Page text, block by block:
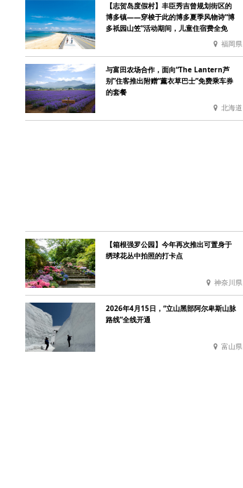
【志贺岛度假村】丰臣秀吉曾规划街区的
博多镇——穿梭于此的博多夏季风物诗“博
多祇园山笠”活动期间，儿童住宿费全免
福岡県
与富田农场合作，面向“The Lantern芦
别”住客推出附赠“薰衣草巴士”免费乘车券
的套餐
北海道
【箱根强罗公园】今年再次推出可置身于
绣球花丛中拍照的打卡点
神奈川県
2026年4月15日，“立山黑部阿尔卑斯山脉
路线”全线开通
富山県